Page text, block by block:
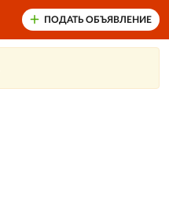
ПОДАТЬ ОБЪЯВЛЕНИЕ